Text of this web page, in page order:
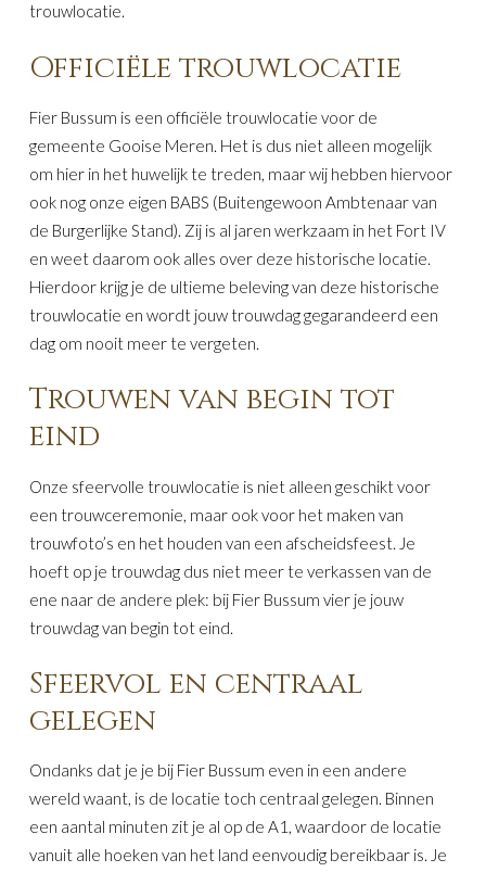
trouwlocatie.
Officiële trouwlocatie
Fier Bussum is een officiële trouwlocatie voor de
gemeente Gooise Meren. Het is dus niet alleen mogelijk
om hier in het huwelijk te treden, maar wij hebben hiervoor
ook nog onze eigen BABS (Buitengewoon Ambtenaar van
de Burgerlijke Stand). Zij is al jaren werkzaam in het Fort IV
en weet daarom ook alles over deze historische locatie.
Hierdoor krijg je de ultieme beleving van deze historische
trouwlocatie en wordt jouw trouwdag gegarandeerd een
dag om nooit meer te vergeten.
Trouwen van begin tot
eind
Onze sfeervolle trouwlocatie is niet alleen geschikt voor
een trouwceremonie, maar ook voor het maken van
trouwfoto’s en het houden van een afscheidsfeest. Je
hoeft op je trouwdag dus niet meer te verkassen van de
ene naar de andere plek: bij Fier Bussum vier je jouw
trouwdag van begin tot eind.
Sfeervol en centraal
gelegen
Ondanks dat je je bij Fier Bussum even in een andere
wereld waant, is de locatie toch centraal gelegen. Binnen
een aantal minuten zit je al op de A1, waardoor de locatie
vanuit alle hoeken van het land eenvoudig bereikbaar is. Je